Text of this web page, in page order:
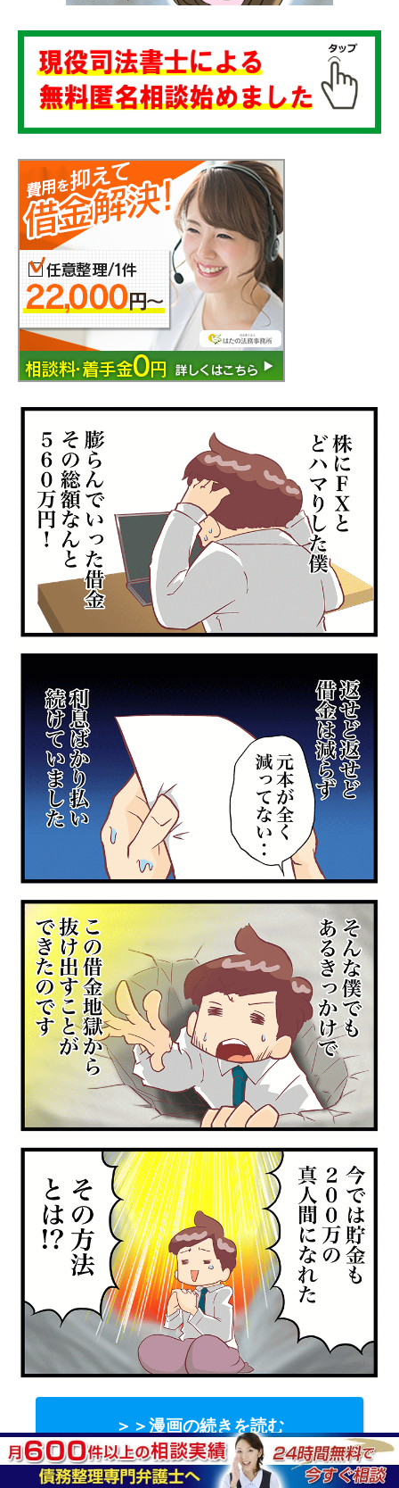
＞＞漫画の続きを読む